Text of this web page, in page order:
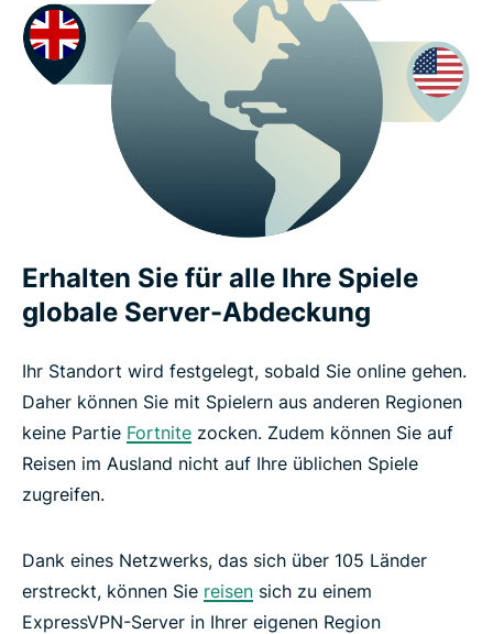
Erhalten Sie für alle Ihre Spiele
globale Server-Abdeckung
Ihr Standort wird festgelegt, sobald Sie online gehen.
Daher können Sie mit Spielern aus anderen Regionen
keine Partie Fortnite zocken. Zudem können Sie auf
Reisen im Ausland nicht auf Ihre üblichen Spiele
zugreifen.
Dank eines Netzwerks, das sich über 105 Länder
erstreckt, können Sie reisen sich zu einem
ExpressVPN-Server in Ihrer eigenen Region